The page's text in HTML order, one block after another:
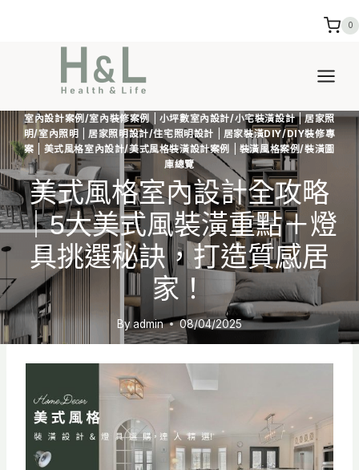
0
室內設計案例/室內裝修案例 小坪數室內設計/小宅裝潢設計|居家照
明/室內照明 |居家照明設計/住宅照明設計
居家裝潢DIY/DIY裝修專
案
美式風格室內設計/美式風格裝潢設計案例
裝潢風格案例/裝潢圖
庫總覽
美式風格室內設計全攻略
｜5大美式風裝潢重點＋燈
具挑選秘訣，打造質感居
家！
By admin 08/04/2025